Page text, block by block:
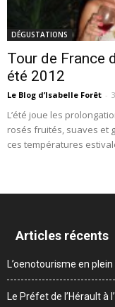
DÉGUSTATIONS
Tour de France
été 2012
Le Blog d’Isabelle Forêt -
L’été joue les
rosés fruités, suaves et
ces températures
Articles récents
L’oenotourisme en
Le Préfet de l’Hérault